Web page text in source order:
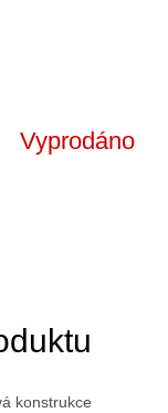
Vyprodáno
konstrukce